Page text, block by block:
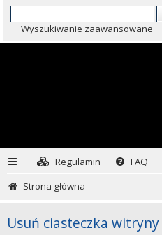
Wyszukiwanie zaawansowane
Regulamin
FAQ
Strona główna
Usuń ciasteczka witryny